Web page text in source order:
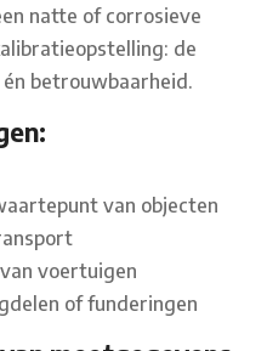
natte of corrosieve
de
betrouwbaarheid.
van objecten
voertuigen
of funderingen